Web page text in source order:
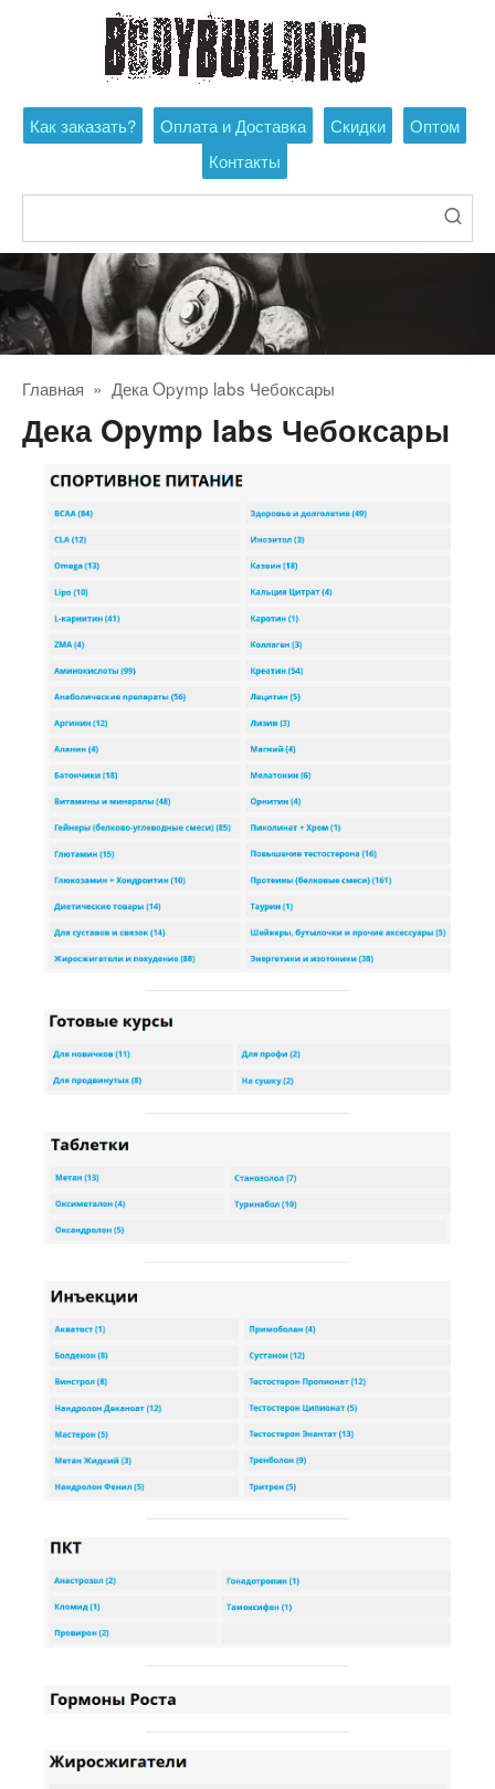
Как заказать? Оплата и Доставка Скидки
Оптом
Контакты
Главная » Дека Opymp labs Чебоксары
Дека Opymp labs Чебоксары